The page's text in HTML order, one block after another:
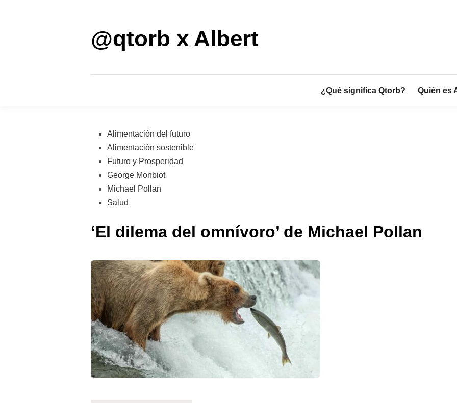
@qtorb x Albert
¿Qué significa Qtorb? Quién es
Publicado
en
Alimentación del futuro
Alimentación sostenible
Futuro y Prosperidad
George Monbiot
Michael Pollan
Salud
‘El dilema del omnívoro’ de Michael Pollan